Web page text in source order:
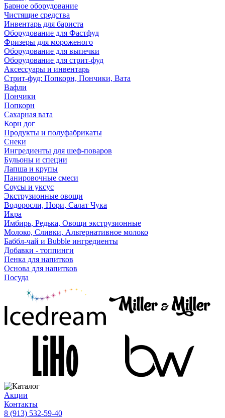
Барное оборудование
Чистящие средства
Инвентарь для бариста
Оборудование для Фастфуд
Фризеры для мороженого
Оборудование для выпечки
Оборудование для стрит-фуд
Аксессуары и инвентарь
Стрит-фуд: Попкорн, Пончики, Вата
Вафли
Пончики
Попкорн
Сахарная вата
Корн дог
Продукты и полуфабрикаты
Снеки
Ингредиенты для шеф-поваров
Бульоны и специи
Лапша и крупы
Панировочные смеси
Соусы и уксус
Экструзионные овощи
Водоросли, Нори, Салат Чука
Икра
Имбирь, Редька, Овощи экструзионные
Молоко, Сливки, Альтернативное молоко
Баббл-чай и Bubble ингредиенты
Добавки - топпинги
Пенка для напитков
Основа для напитков
Посуда
Акции
Контакты
8 (913) 532-59-40